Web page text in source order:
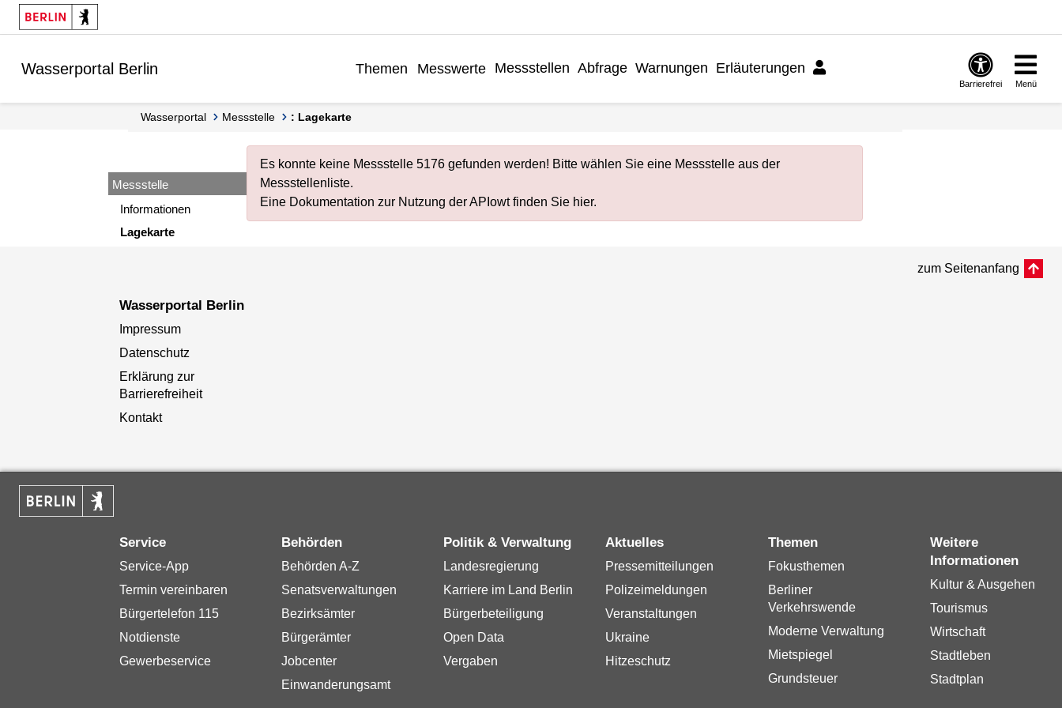
Springe zur Navigation
Springe zum Inhalt
Wasserportal Berlin Themen Messwerte Messstellen Abfrage Warnungen Erläuterungen
Barrierefrei Menü
Wasserportal Messstelle : Lagekarte
Messstelle
Informationen
Lagekarte
Es konnte keine Messstelle 5176 gefunden werden! Bitte wählen Sie eine Messstelle aus der
Messstellenliste.
Eine Dokumentation zur Nutzung der APIowt finden Sie hier.
zum Seitenanfang
Wasserportal Berlin
Impressum
Datenschutz
Erklärung zur
Barrierefreiheit
Kontakt
Service
Service-App
Termin vereinbaren
Bürgertelefon 115
Notdienste
Gewerbeservice
Behörden
Behörden A-Z
Senatsverwaltungen
Bezirksämter
Bürgerämter
Jobcenter
Einwanderungsamt
Politik & Verwaltung
Landesregierung
Karriere im Land Berlin
Bürgerbeteiligung
Open Data
Vergaben
Aktuelles
Pressemitteilungen
Polizeimeldungen
Veranstaltungen
Ukraine
Hitzeschutz
Themen
Fokusthemen
Berliner
Verkehrswende
Moderne Verwaltung
Mietspiegel
Grundsteuer
Weitere
Informationen
Kultur & Ausgehen
Tourismus
Wirtschaft
Stadtleben
Stadtplan